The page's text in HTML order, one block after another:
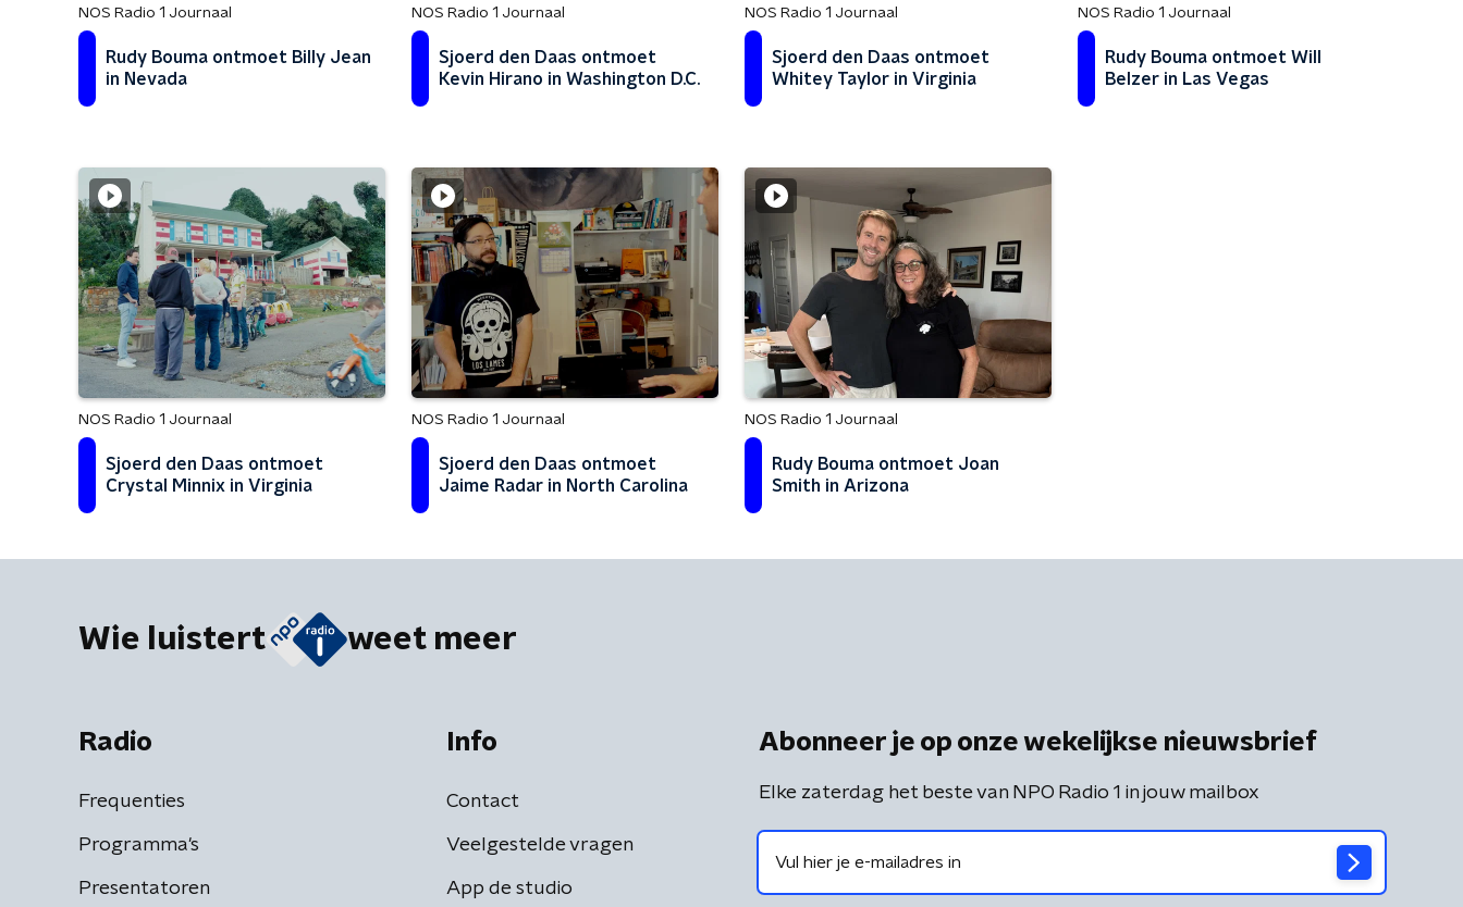
NOS Radio 1 Journaal
Rudy Bouma ontmoet Billy Jean
in Nevada
NOS Radio 1 Journaal
Sjoerd den Daas ontmoet
Kevin Hirano in Washington D.C.
NOS Radio 1 Journaal
Sjoerd den Daas ontmoet
Whitey Taylor in Virginia
NOS Radio 1 Journaal
Rudy Bouma ontmoet Will
Belzer in Las Vegas
NOS Radio 1 Journaal
Sjoerd den Daas ontmoet
Crystal Minnix in Virginia
NOS Radio 1 Journaal
Sjoerd den Daas ontmoet
Jaime Radar in North Carolina
NOS Radio 1 Journaal
Rudy Bouma ontmoet Joan
Smith in Arizona
Wie luistert weet meer
Radio
Frequenties
Programma's
Presentatoren
Info
Contact
Veelgestelde vragen
App de studio
Abonneer je op onze wekelijkse nieuwsbrief
Elke zaterdag het beste van NPO Radio 1 in jouw mailbox